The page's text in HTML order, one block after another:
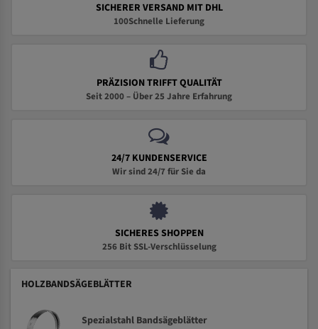
SICHERER VERSAND MIT DHL
100Schnelle Lieferung
PRÄZISION TRIFFT QUALITÄT
Seit 2000 – Über 25 Jahre Erfahrung
24/7 KUNDENSERVICE
Wir sind 24/7 für Sie da
SICHERES SHOPPEN
256 Bit SSL-Verschlüsselung
HOLZBANDSÄGEBLÄTTER
Spezialstahl Bandsägeblätter